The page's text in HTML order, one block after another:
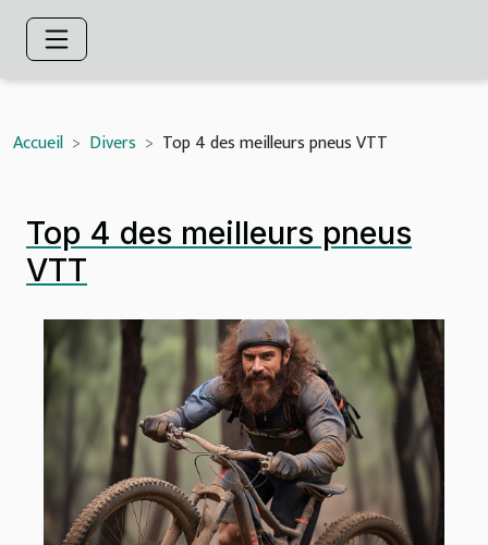
Accueil Divers Top 4 des meilleurs pneus VTT
Top 4 des meilleurs pneus
VTT